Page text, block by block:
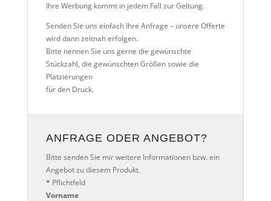
Ihre Werbung kommt in jedem Fall zur Geltung.
Senden Sie uns einfach Ihre Anfrage – unsere Offerte
wird dann zeitnah erfolgen.
Bitte nennen Sie uns gerne die gewünschte
Stückzahl, die gewünschten Größen sowie die
Platzierungen
für den Druck.
ANFRAGE ODER ANGEBOT?
Bitte senden Sie mir weitere Informationen bzw. ein
Angebot zu diesem Produkt.
* Pflichtfeld
Vorname